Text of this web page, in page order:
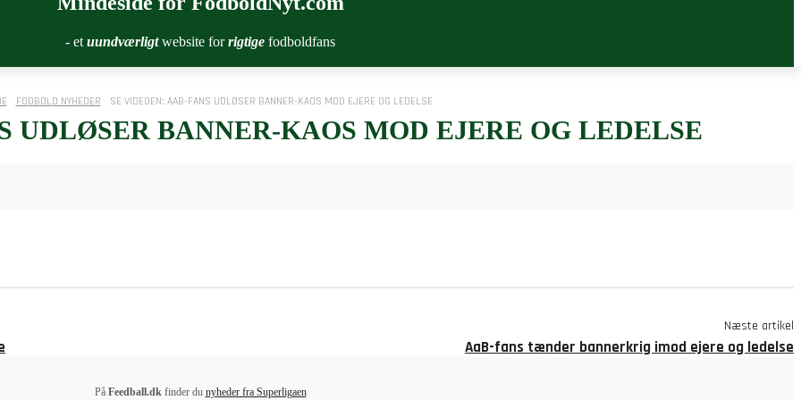
- et uundværligtwebsite forrigtige fodboldfans
FODBOLD NYHEDER SE VIDEOEN: AAB-FANS UDLØSER BANNER-KAOS MOD EJERE OG LEDELSE
UDLØSER BANNER-KAOS MOD EJERE OG LEDELSE
Næste artikel
AaB-fans tænder bannerkrig imod ejere og ledelse
På Feedball.dkfinder du nyheder fra Superligaen